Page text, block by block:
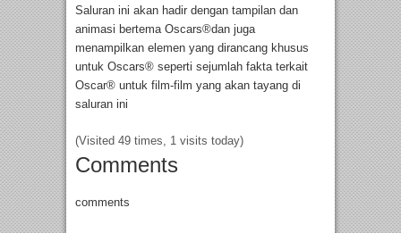
Saluran ini akan hadir dengan tampilan dan
animasi bertema Oscars®dan juga
menampilkan elemen yang dirancang khusus
untuk Oscars® seperti sejumlah fakta terkait
Oscar® untuk film-film yang akan tayang di
saluran ini
(Visited 49 times, 1 visits today)
Comments
comments